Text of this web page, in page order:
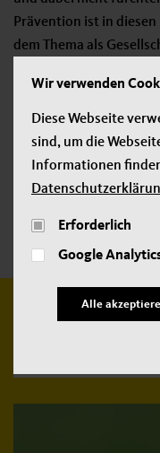
Prävention ist in
dem Thema als
Mehr Informationen
www.mind-
Wir verwenden
Diese Webseite
sind, um die
Informationen
Erforderlich
Google
Alle